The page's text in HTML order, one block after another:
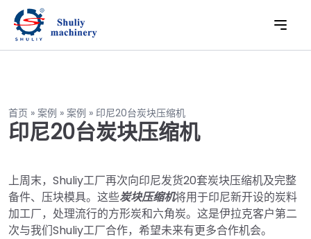
首页 » 案例 » 案例 » 印尼20台炭块压缩机
印尼20台炭块压缩机
上周末，Shuliy工厂再次向印尼发货20套炭块压缩机及完整
备件、压块模具。这些炭块压缩机将用于印尼新开设的炭料
加工厂，处理流行的方形炭和六角炭。这是伊拉克客户第二
次与我们Shuliy工厂合作，希望未来有更多合作机会。